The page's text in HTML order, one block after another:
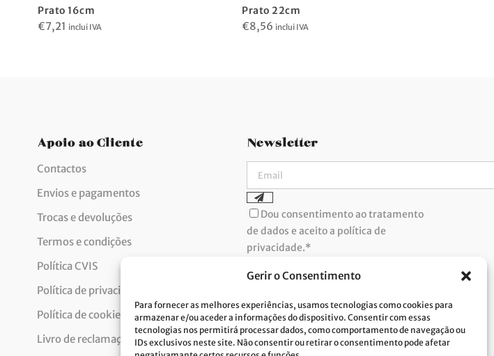
Gerir o Consentimento
Para fornecer as melhores experiências, usamos tecnologias como cookies para
armazenar e/ou aceder a informações do dispositivo. Consentir com essas
tecnologias nos permitirá processar dados, como comportamento de navegação ou
IDs exclusivos neste site. Não consentir ou retirar o consentimento pode afetar
Prato 16cm
€7,21 inclui IVA
Prato 22cm
€8,56 inclui IVA
Apoio ao Cliente
Contactos
Envios e pagamentos
Trocas e devoluções
Termos e condições
Política CVIS
Política de privacidade
Política de cookies
Livro de reclamações
Newsletter
Dou consentimento ao tratamento
de dados e aceito a política de
privacidade.*
implementação do RGPD. Para tratarmos os
seus dados pessoais, precisamos do seu
Política de Privacidade.